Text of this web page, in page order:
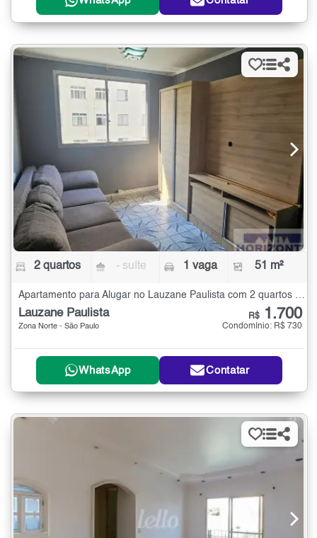
2 quartos - suíte 1 vaga 51 m²
Apartamento para Alugar no Lauzane Paulista com 2 quartos - 51 m²
Lauzane Paulista
Zona Norte - São Paulo
R$ 1.700
Condomínio: R$ 730
WhatsApp Contatar